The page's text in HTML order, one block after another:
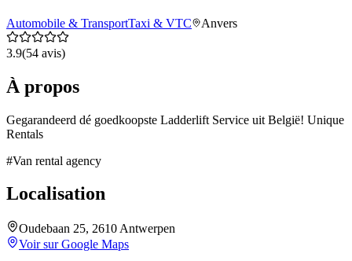
Automobile & TransportTaxi & VTC Anvers
3.9(54 avis)
À propos
Gegarandeerd dé goedkoopste Ladderlift Service uit België! Unique
Rentals
#Van rental agency
Localisation
Oudebaan 25, 2610 Antwerpen
Voir sur Google Maps